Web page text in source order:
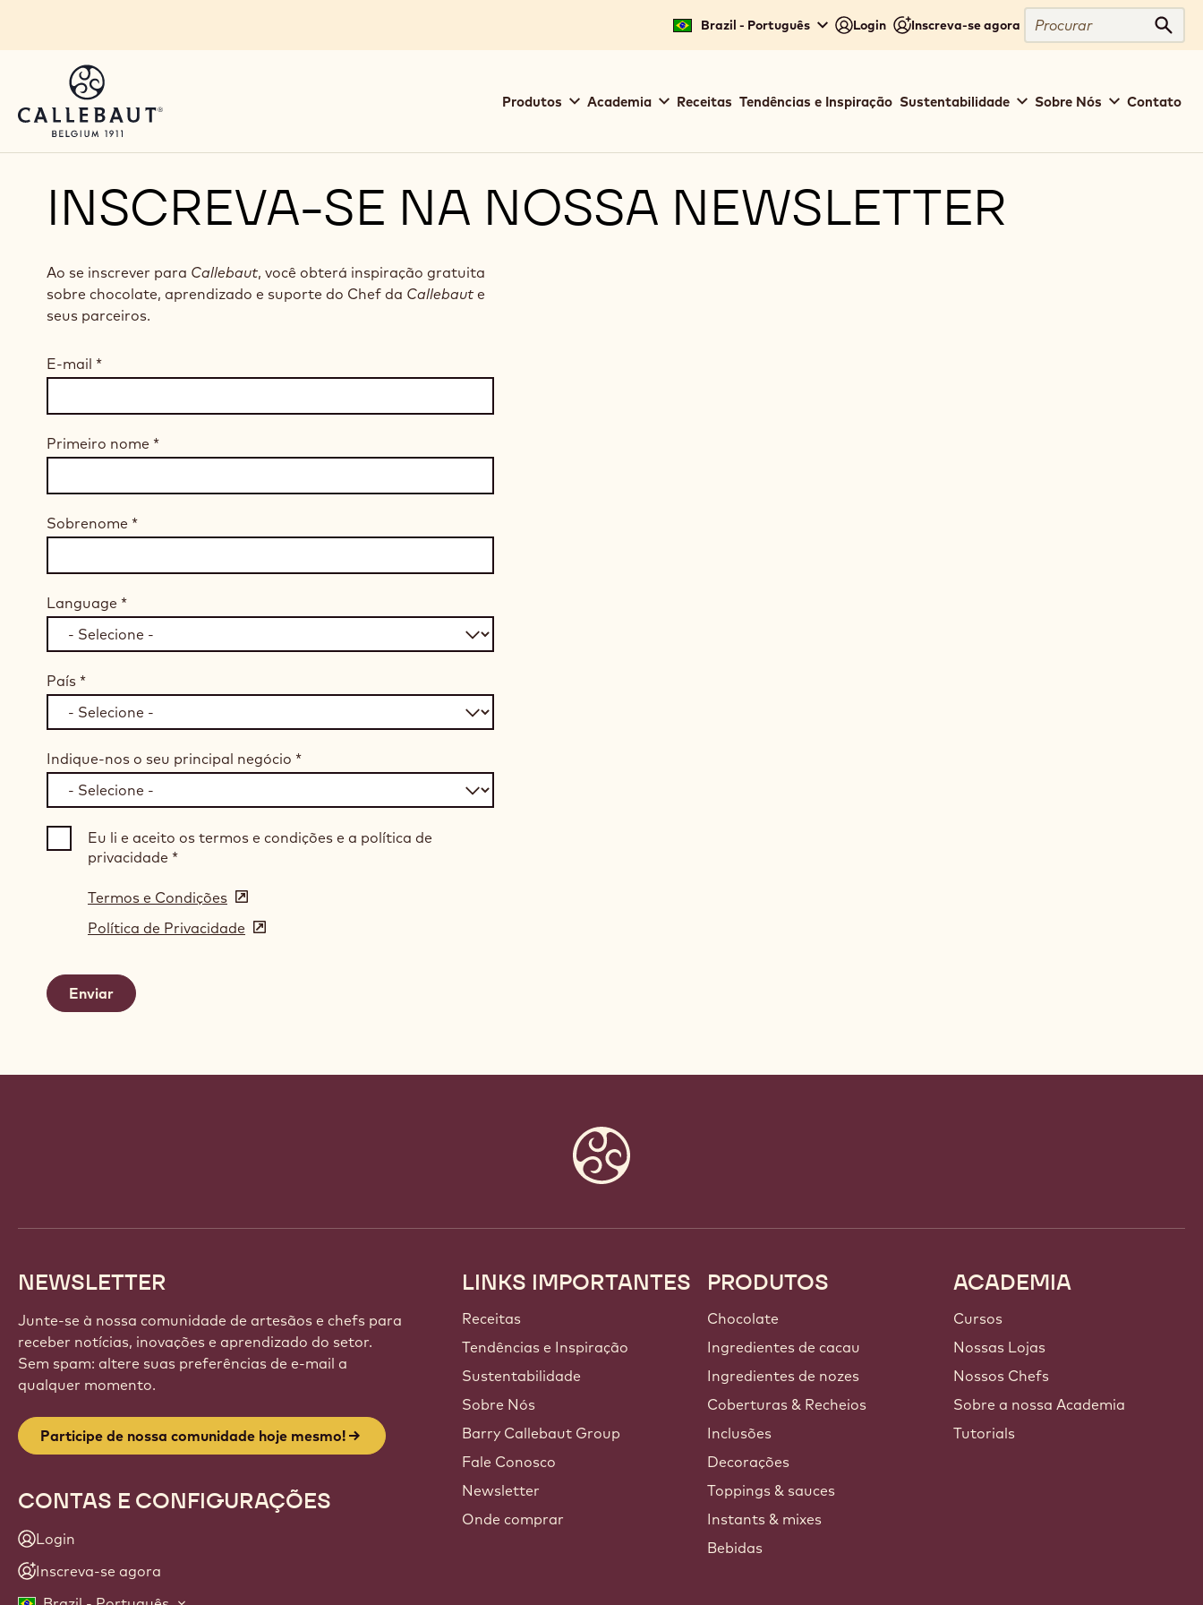
Brazil - Português Login Inscreva-se agora
Procurar
navigation
Produtos Academia Receitas Tendências e Inspiração Sustentabilidade Sobre Nós Contato
INSCREVA-SE NA NOSSA NEWSLETTER
Ao se inscrever para Callebaut, você obterá inspiração gratuita
sobre chocolate, aprendizado e suporte do Chef da Callebaut e
seus parceiros.
E-mail *
Primeiro nome *
Sobrenome *
Language *
País *
Indique-nos o seu principal negócio *
Eu li e aceito os termos e condições e a política de
privacidade *
Termos e Condições (opens
in
a
Política de Privacidade (opens
NEWSLETTER
Junte-se à nossa comunidade de artesãos e chefs para
receber notícias, inovações e aprendizado do setor.
Sem spam: altere suas preferências de e-mail a
qualquer momento.
Participe de nossa comunidade hoje mesmo!
CONTAS E CONFIGURAÇÕES
Login
Inscreva-se agora
Footer
Callebaut
LINKS IMPORTANTES
Receitas
Tendências e Inspiração
Sustentabilidade
Sobre Nós
Barry Callebaut Group
Fale Conosco
Newsletter
Onde comprar
PRODUTOS
Chocolate
Ingredientes de cacau
Ingredientes de nozes
Coberturas & Recheios
Inclusões
Decorações
Toppings & sauces
Instants & mixes
Bebidas
ACADEMIA
Cursos
Nossas Lojas
Nossos Chefs
Sobre a nossa Academia
Tutorials